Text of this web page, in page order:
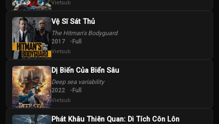
Vietsub
Vệ Sĩ Sát Thủ
The Hitman's Bodyguard
2017 Full
Vietsub
Dị Biến Của Biển Sâu
Deep sea variability
2022 Full
Vietsub
Phát Khâu Thiên Quan: Di Tích Côn Lôn